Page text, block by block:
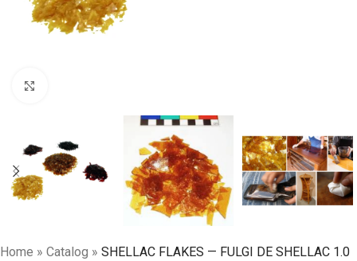
Home » Catalog » SHELLAC FLAKES — FULGI DE SHELLAC 1.0